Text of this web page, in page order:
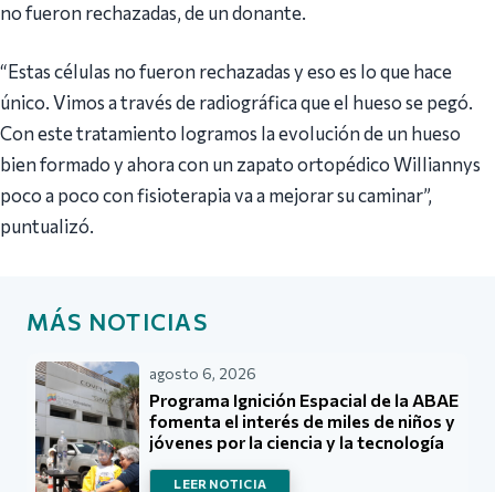
no fueron rechazadas, de un donante.
“Estas células no fueron rechazadas y eso es lo que hace
único. Vimos a través de radiográfica que el hueso se pegó.
Con este tratamiento logramos la evolución de un hueso
bien formado y ahora con un zapato ortopédico Williannys
poco a poco con fisioterapia va a mejorar su caminar”,
puntualizó.
MÁS NOTICIAS
agosto 6, 2026
Programa Ignición Espacial de la ABAE
fomenta el interés de miles de niños y
jóvenes por la ciencia y la tecnología
LEER NOTICIA